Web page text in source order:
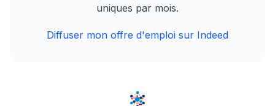
uniques par mois.
Diffuser mon offre d'emploi sur Indeed